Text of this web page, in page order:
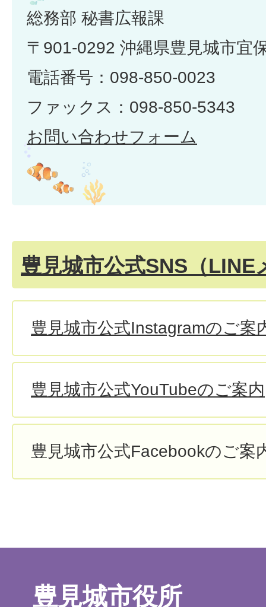
総務部 秘書広報課
〒901-0292 沖縄県豊見城市宜
電話番号：098-850-0023
ファックス：098-850-5343
お問い合わせフォーム
豊見城市公式SNS（LINE
豊見城市公式Instagramのご案
豊見城市公式YouTubeのご案内
豊見城市公式Facebookのご案
豊見城市役所